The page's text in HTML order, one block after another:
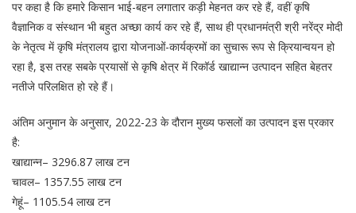
पर कहा है कि हमारे किसान भाई-बहन लगातार कड़ी मेहनत कर रहे हैं, वहीं कृषि
वैज्ञानिक व संस्थान भी बहुत अच्छा कार्य कर रहे हैं, साथ ही प्रधानमंत्री श्री नरेंद्र मोदी
के नेतृत्व में कृषि मंत्रालय द्वारा योजनाओं-कार्यक्रमों का सुचारू रूप से क्रियान्वयन हो
रहा है, इस तरह सबके प्रयासों से कृषि क्षेत्र में रिकॉर्ड खाद्यान्‍न उत्‍पादन सहित बेहतर
नतीजे परिलक्षित हो रहे हैं।
अंतिम अनुमान के अनुसार, 2022-23 के दौरान मुख्‍य फसलों का उत्‍पादन इस प्रकार
है:
खाद्यान्‍न– 3296.87 लाख टन
चावल– 1357.55 लाख टन
गेहूं– 1105.54 लाख टन